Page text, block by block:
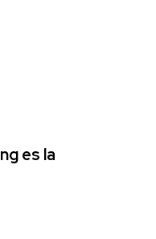
es la